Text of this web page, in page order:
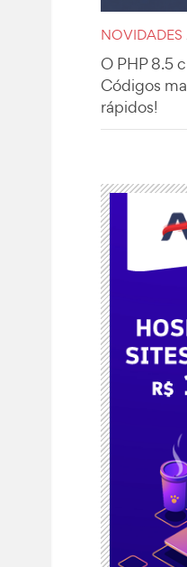
NOVIDADES
O PHP 8.5
Códigos
rápidos!